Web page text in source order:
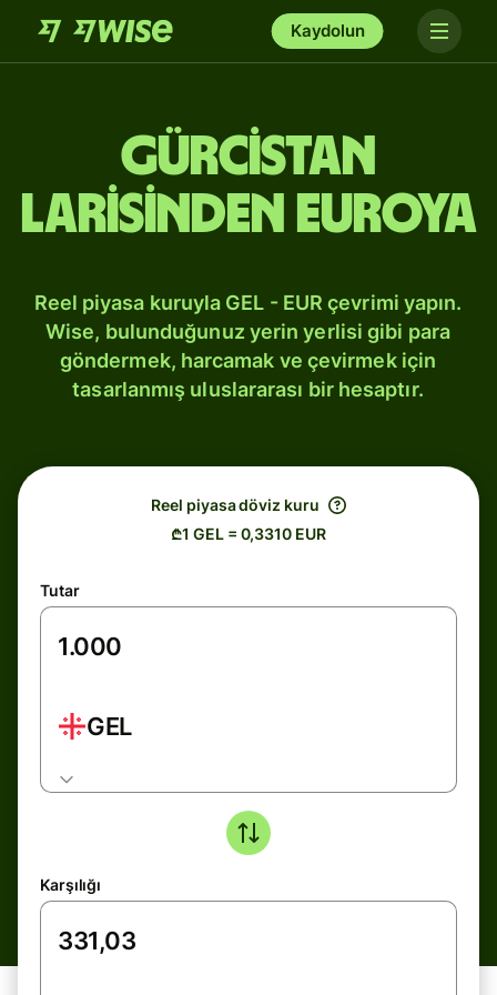
Kaydolun
Gürcistan
larisinden Euroya
Reel piyasa kuruyla GEL - EUR çevrimi yapın.
Wise, bulunduğunuz yerin yerlisi gibi para
göndermek, harcamak ve çevirmek için
tasarlanmış uluslararası bir hesaptır.
Reel piyasa döviz kuru
₾1 GEL = 0,3310 EUR
Tutar
GEL
Karşılığı